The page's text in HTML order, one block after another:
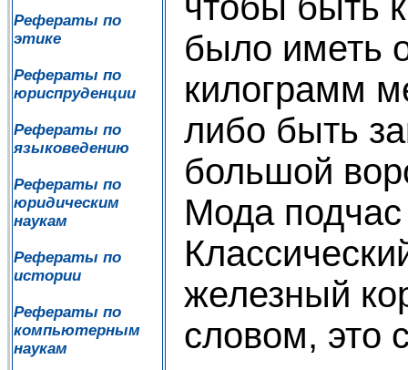
Рефераты по
этике
Рефераты по
юриспруденции
Рефераты по
языковедению
Рефераты по
юридическим
наукам
Рефераты по
истории
Рефераты по
компьютерным
наукам
было иметь
килограмм
либо быть
большой
Мода
железный
словом, это